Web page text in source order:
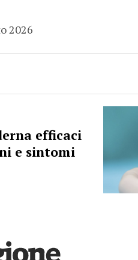
2026
efficaci
e sintomi